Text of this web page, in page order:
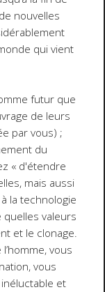
nouvelles
qui vient
futur que
de leurs
par vous) ;
du
« d'étendre
mais aussi
la technologie
valeurs
et le clonage.
vous
vous
et